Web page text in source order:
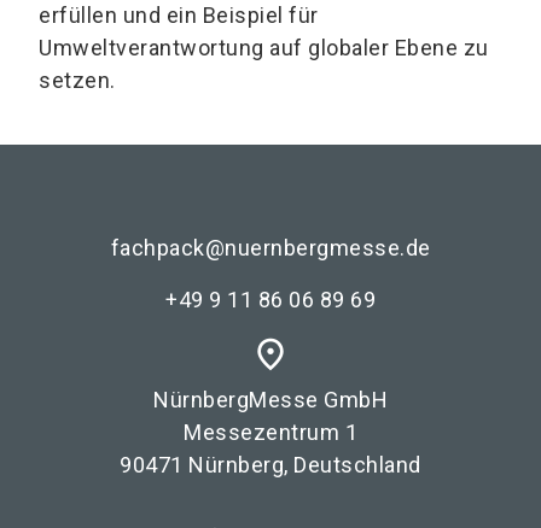
erfüllen und ein Beispiel für
Umweltverantwortung auf globaler Ebene zu
setzen.
fachpack@nuernbergmesse.de
+49 9 11 86 06 89 69
place
NürnbergMesse GmbH
Messezentrum 1
90471 Nürnberg, Deutschland